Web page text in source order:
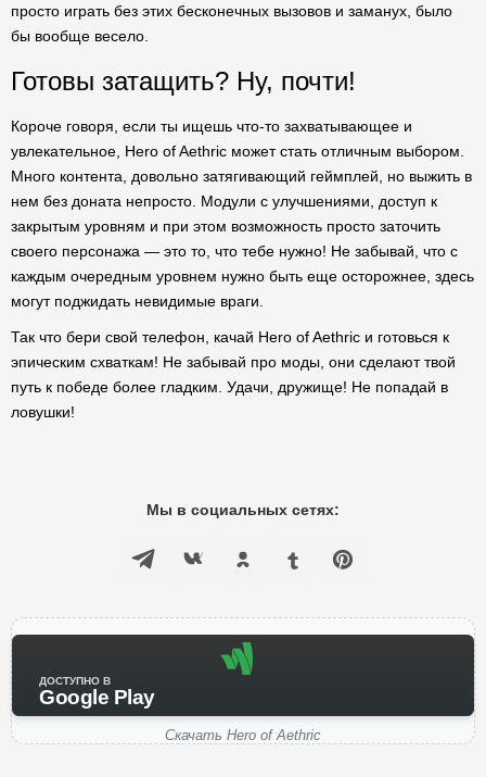
просто играть без этих бесконечных вызовов и заманух, было
бы вообще весело.
Готовы затащить? Ну, почти!
Короче говоря, если ты ищешь что-то захватывающее и
увлекательное, Hero of Aethric может стать отличным выбором.
Много контента, довольно затягивающий геймплей, но выжить в
нем без доната непросто. Модули с улучшениями, доступ к
закрытым уровням и при этом возможность просто заточить
своего персонажа — это то, что тебе нужно! Не забывай, что с
каждым очередным уровнем нужно быть еще осторожнее, здесь
могут поджидать невидимые враги.
Так что бери свой телефон, качай Hero of Aethric и готовься к
эпическим схваткам! Не забывай про моды, они сделают твой
путь к победе более гладким. Удачи, дружище! Не попадай в
ловушки!
Мы в социальных сетях:
ДОСТУПНО В
Google Play
Скачать Hero of Aethric